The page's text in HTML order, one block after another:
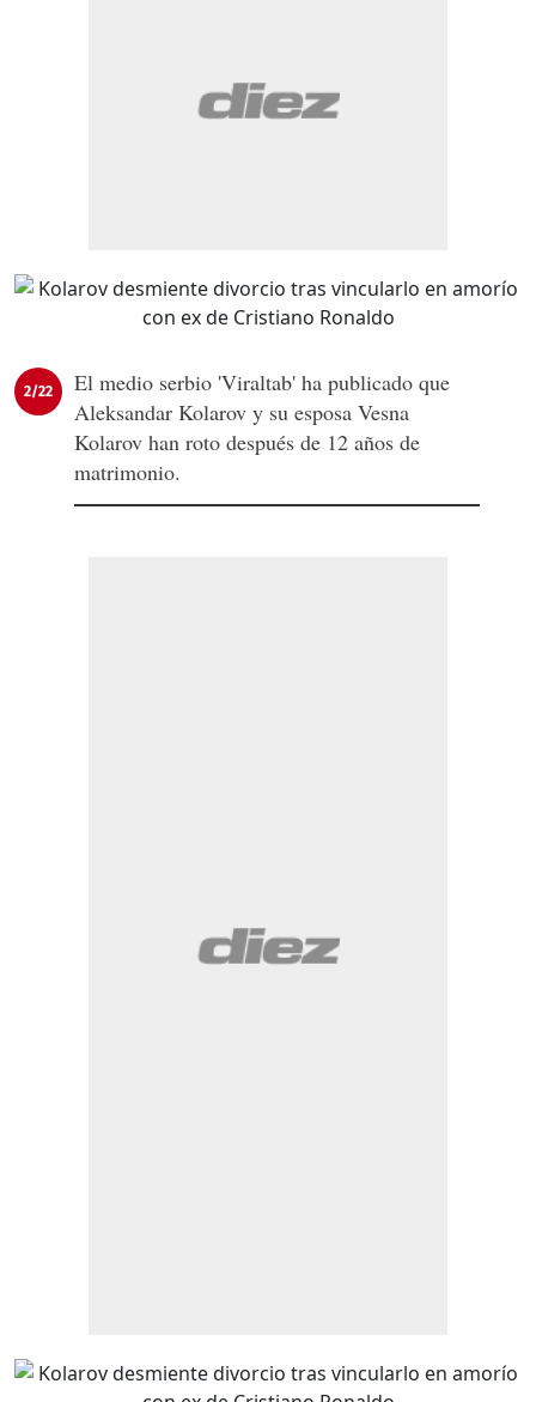
2/22
El medio serbio 'Viraltab' ha publicado que
Aleksandar Kolarov y su esposa Vesna
Kolarov han roto después de 12 años de
matrimonio.